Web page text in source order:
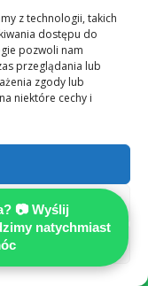
z technologii, takich
dostępu do
pozwoli nam
przeglądania lub
zgody lub
niektóre cechy i
?
📷 Wyślij
natychmiast